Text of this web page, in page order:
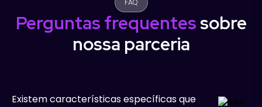
FAQ
Perguntas frequentessobre
nossa parceria
Existem características específicas que